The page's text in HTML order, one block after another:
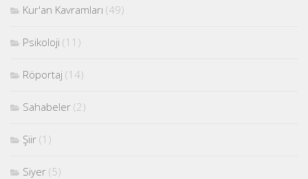
Kur'an Kavramları (49)
Psikoloji (11)
Röportaj (14)
Sahabeler (2)
Şiir (1)
Siyer (5)